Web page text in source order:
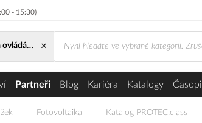
- 15:30)
ovládání
×
Partneři Blog Kariéra Katalogy
Fotovoltaika Katalog PROTEC.class